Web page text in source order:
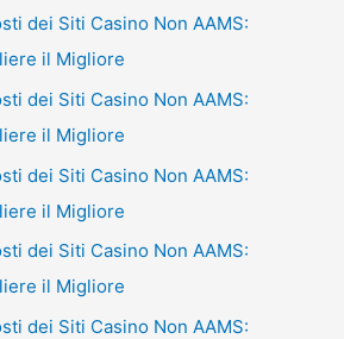
dei Siti Casino Non AAMS:
il Migliore
dei Siti Casino Non AAMS:
il Migliore
dei Siti Casino Non AAMS:
il Migliore
dei Siti Casino Non AAMS:
il Migliore
dei Siti Casino Non AAMS: